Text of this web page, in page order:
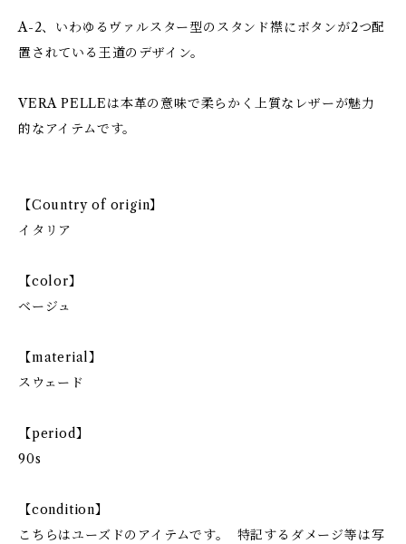
A-2、いわゆるヴァルスター型のスタンド襟にボタンが2つ配
置されている王道のデザイン。
VERA PELLEは本革の意味で柔らかく上質なレザーが魅力
的なアイテムです。
【Country of origin】
イタリア
【color】
ベージュ
【material】
スウェード
【period】
90s
【condition】
こちらはユーズドのアイテムです。 特記するダメージ等は写